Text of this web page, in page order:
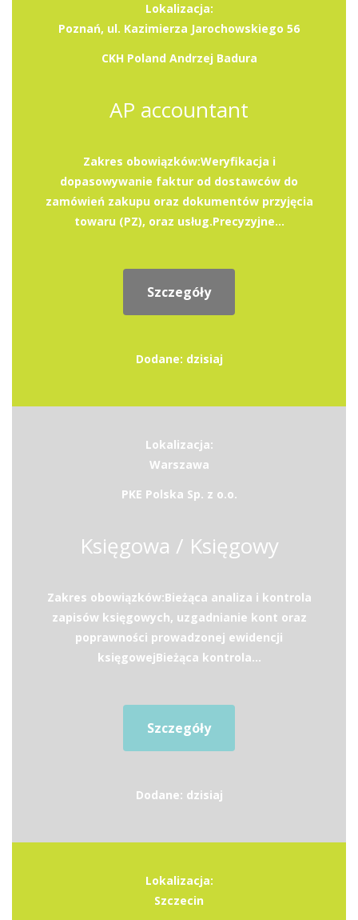
Lokalizacja:
Poznań, ul. Kazimierza Jarochowskiego 56
CKH Poland Andrzej Badura
AP accountant
Zakres obowiązków:Weryfikacja i
dopasowywanie faktur od dostawców do
zamówień zakupu oraz dokumentów przyjęcia
towaru (PZ), oraz usług.Precyzyjne...
Szczegóły
Dodane: dzisiaj
Lokalizacja:
Warszawa
PKE Polska Sp. z o.o.
Księgowa / Księgowy
Zakres obowiązków:Bieżąca analiza i kontrola
zapisów księgowych, uzgadnianie kont oraz
poprawności prowadzonej ewidencji
księgowejBieżąca kontrola...
Szczegóły
Dodane: dzisiaj
Lokalizacja:
Szczecin